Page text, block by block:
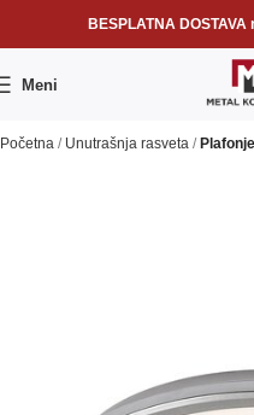
BESPLATNA
Meni
Početna Unutrašnja rasveta